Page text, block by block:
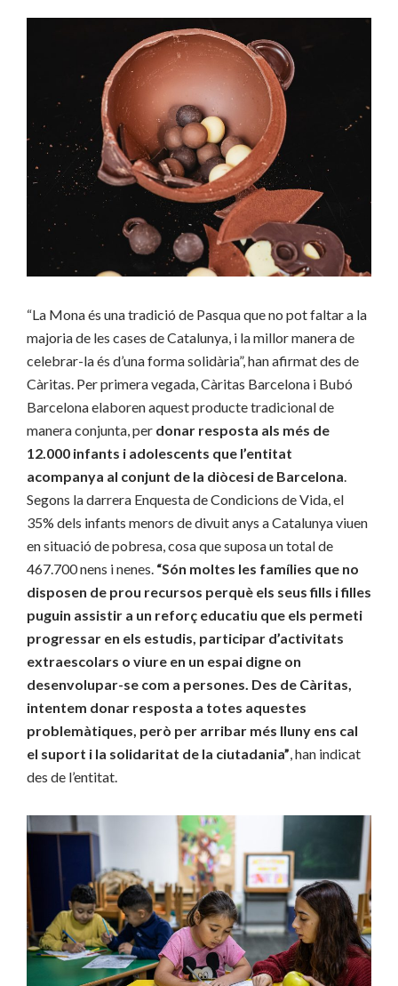
“La Mona és una tradició de Pasqua que no pot faltar a la
majoria de les cases de Catalunya, i la millor manera de
celebrar-la és d’una forma solidària”, han afirmat des de
Càritas. Per primera vegada, Càritas Barcelona i Bubó
Barcelona elaboren aquest producte tradicional de
manera conjunta, per donar resposta als més de
12.000 infants i adolescents que l’entitat
acompanya al conjunt de la diòcesi de Barcelona.
Segons la darrera Enquesta de Condicions de Vida, el
35% dels infants menors de divuit anys a Catalunya viuen
en situació de pobresa, cosa que suposa un total de
467.700 nens i nenes. “Són moltes les famílies que no
disposen de prou recursos perquè els seus fills i filles
puguin assistir a un reforç educatiu que els permeti
progressar en els estudis, participar d’activitats
extraescolars o viure en un espai digne on
desenvolupar-se com a persones. Des de Càritas,
intentem donar resposta a totes aquestes
problemàtiques, però per arribar més lluny ens cal
el suport i la solidaritat de la ciutadania”, han indicat
des de l’entitat.